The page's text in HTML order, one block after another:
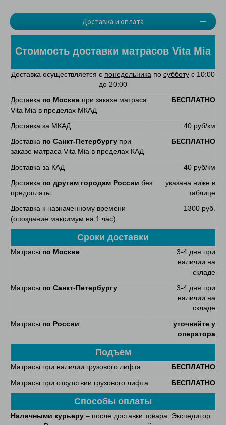
Доставка и оплата
Стоимость доставки матрасов Vita Mia
Доставка осуществляется с понедельника по субботу с 10:00
до 20:00
Доставка по Москве при заказе матраса
Vita Mia в пределах МКАД
БЕСПЛАТНО
Доставка за МКАД
40 руб/км
Доставка по Санкт-Петербургу при
заказе матраса Vita Mia в пределах КАД
БЕСПЛАТНО
Доставка за КАД
40 руб/км
Доставка по другим городам России без
предоплаты
указана ниже в
таблице
Доставка к назначенному времени
(опоздание максимум на 1 час)
1300 руб.
Сроки доставки
Матрасы по Москве
3-4 дня при
наличии на
складе
Матрасы по Санкт-Петербургу
3-4 дня при
наличии на
складе
Матрасы по России
уточняйте у
оператора
Подъем
Матрасы при наличии грузового лифта
БЕСПЛАТНО
Матрасы при отсутствии грузового лифта
БЕСПЛАТНО
Способы оплаты
Наличными курьеру – после доставки товара. Экспедитор